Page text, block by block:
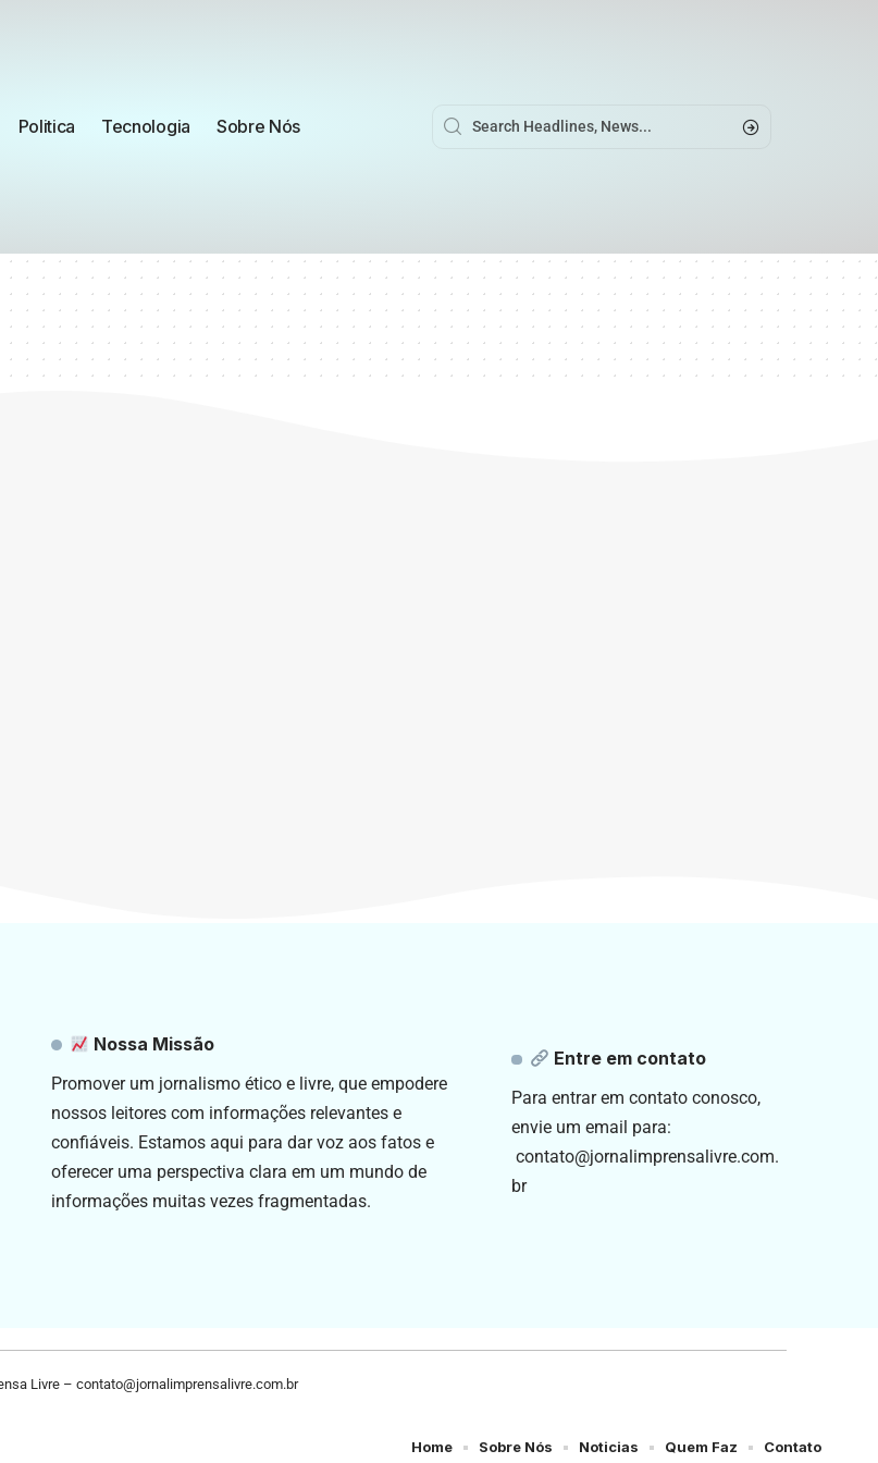
Politica Tecnologia Sobre Nós
Nossa Missão
Promover um jornalismo ético e livre, que empodere
nossos leitores com informações relevantes e
confiáveis. Estamos aqui para dar voz aos fatos e
oferecer uma perspectiva clara em um mundo de
informações muitas vezes fragmentadas.
Entre em contato
Para entrar em contato conosco,
envie um email para:
contato@jornalimprensalivre.com.
br
Livre – contato@jornalimprensalivre.com.br
Home Sobre Nós Noticias Quem Faz Contato